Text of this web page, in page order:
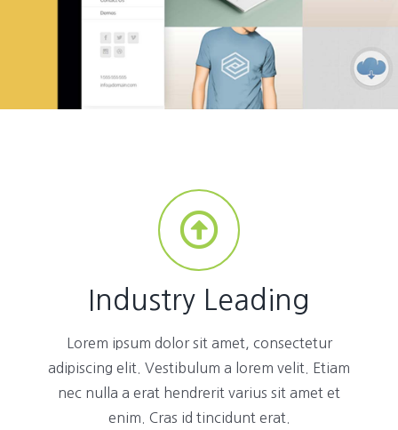
Industry Leading
Lorem ipsum dolor sit amet, consectetur
adipiscing elit. Vestibulum a lorem velit. Etiam
nec nulla a erat hendrerit varius sit amet et
enim. Cras id tincidunt erat.